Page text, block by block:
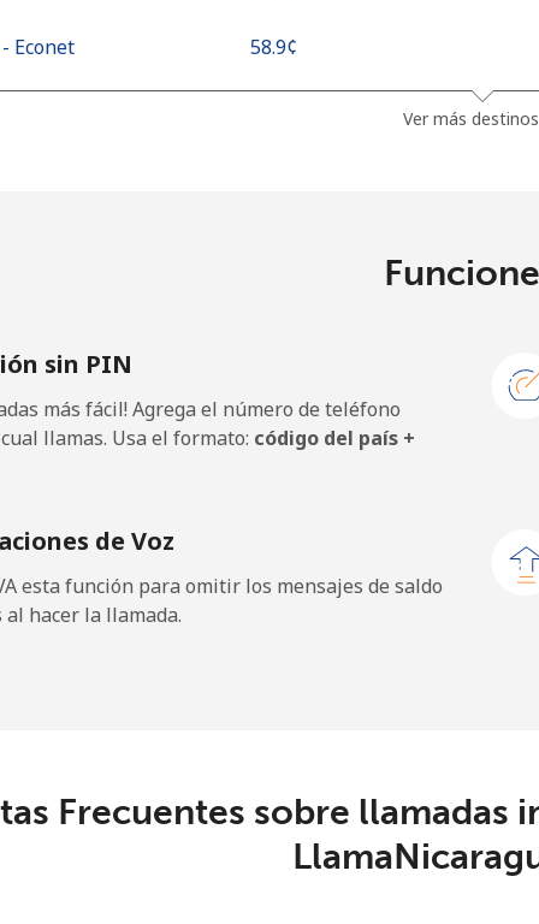
Econet ⁦58.9¢⁩
Ver más destinos
sin PIN
más fácil! Agrega el número de teléfono
cual llamas. Usa el formato: código del país +
de Voz
esta función para omitir los mensajes de saldo
hacer la llamada.
Frecuentes sobre llamadas